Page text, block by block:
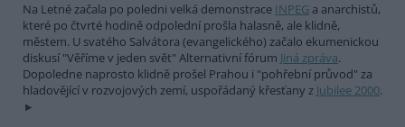
Na Letné začala po poledni velká demonstrace INPEG a anarchistů,
které po čtvrté hodině odpolední prošla halasně, ale klidně,
městem. U svatého Salvátora (evangelického) začalo ekumenickou
diskusí "Věříme v jeden svět" Alternativní fórum Jiná zpráva.
Dopoledne naprosto klidně prošel Prahou i "pohřební průvod" za
hladovějící v rozvojových zemí, uspořádaný křesťany z Jubilee 2000.